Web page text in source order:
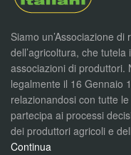
Siamo un’Associazione
dell’agricoltura, che
associazioni di produttori.
legalmente il 16 Gennaio
relazionandosi con tutte
partecipa ai processi
dei produttori agricoli e
Continua